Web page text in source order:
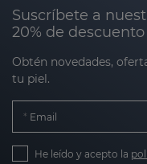
para neutralizar los
del envejecimiento
también la
antioxidantes
ofrecerte
la piel más firme,
Suscríbete a
20% de
Obtén novedades,
tu piel.
Email
He leído y acepto la